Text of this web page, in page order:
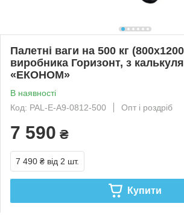
Палетні ваги на 500 кг
виробника Горизонт, з
«ЕКОНОМ»
В наявності
Код: PAL-E-A9-0812-500
Опт і роздріб
7 590 ₴
7 490 ₴ від 2 шт.
Купити